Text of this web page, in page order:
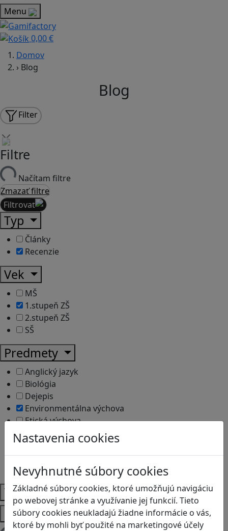
Menu
0,00 €
Nastavenia cookies
Nevyhnutné súbory cookies
Základné súbory cookies, ktoré umožňujú navigáciu
po webovej stránke a využívanie jej funkcií. Tieto
súbory cookies neukladajú žiadne informácie o vás,
ktoré by mohli byť použité na marketingové účely
Domov
› Blog
Blog
Filter
Filtre
Načítam filtre
Zmazať filtre
Filtrovať
Typ
Články
Recenzie
Vek
MŠ
1.stupeň ZŠ
2.stupeň ZŠ
SŠ
Predmety
Anglický jazyk
Biológia
Dejepis
Environmentálna výchova
Etická výchova
Geografia
Matematika
Občianska náuka
Vlastiveda
Témy
Platformy